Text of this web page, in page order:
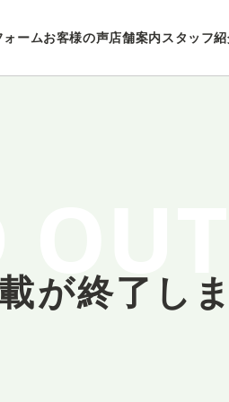
ォームお客様の声店舗案内スタッフ
が終了し